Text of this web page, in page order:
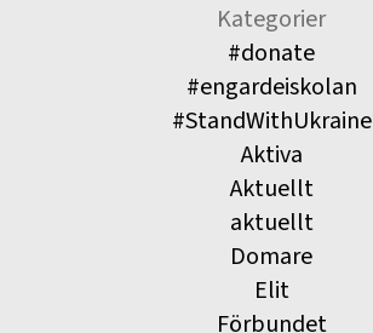
Kategorier
#donate
#engardeiskolan
#StandWithUkraine
Aktiva
Aktuellt
aktuellt
Domare
Elit
Förbundet